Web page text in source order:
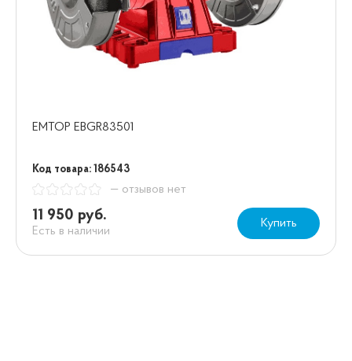
EMTOP EBGR83501
Код товара: 186543
— отзывов нет
11 950 руб.
Есть в наличии
Купить